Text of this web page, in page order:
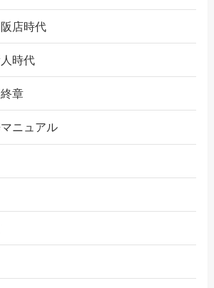
店時代
時代
章
ニュアル